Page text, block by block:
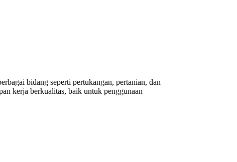
bidang seperti pertukangan, pertanian, dan
kerja berkualitas, baik untuk penggunaan